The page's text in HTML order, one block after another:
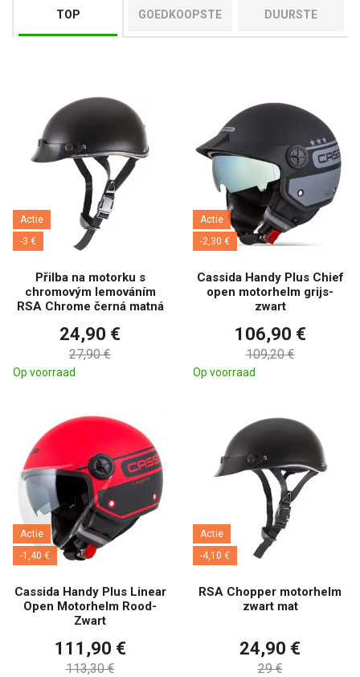
TOP GOEDKOOPSTE DUURSTE
Actie
-3 €
Přilba na motorku s
chromovým lemováním
RSA Chrome černá matná
24,90 €
27,90 €
Op voorraad
Actie
-2,30 €
Cassida Handy Plus Chief
open motorhelm grijs-
zwart
106,90 €
109,20 €
Op voorraad
Actie
-1,40 €
Cassida Handy Plus Linear
Open Motorhelm Rood-
Zwart
111,90 €
113,30 €
Actie
-4,10 €
RSA Chopper motorhelm
zwart mat
24,90 €
29 €